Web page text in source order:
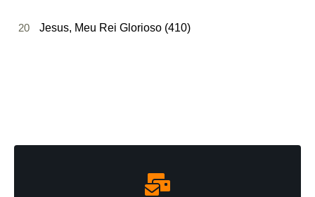
20 Jesus, Meu Rei Glorioso (410)